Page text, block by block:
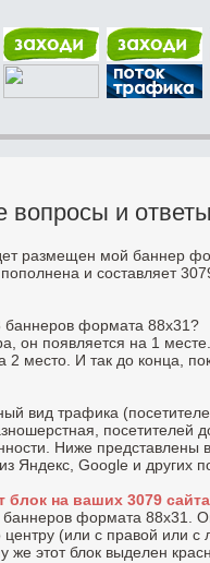
вопросы и
размещен мой баннер
и составляет
баннеров формата 88x31?
он появляется на 1
2 место. И так до конца,
вид трафика
посетителей
Ниже представлены
Яндекс, Google и других
блок на ваших 3079
баннеров формата 88x31.
(или с правой или
же этот блок выделен